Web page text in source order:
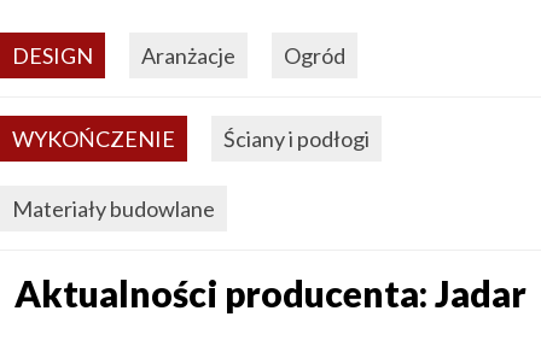
DESIGN Aranżacje Ogród
WYKOŃCZENIE Ściany i podłogi
Materiały budowlane
Aktualności producenta: Jadar